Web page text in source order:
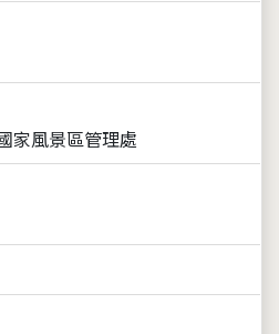
家風景區管理處